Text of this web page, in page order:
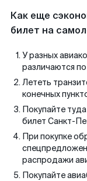
Как еще
билет на
У разных
различаются
Лететь
конечных
Покупайте
билет Санкт-
При покупке
распродажи
Покупайте